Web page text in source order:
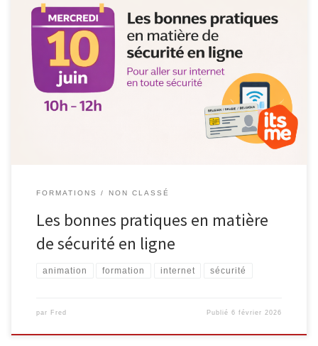
Le mercredi 10 juin 2026, de 10h à 12h, l’Espace Public
Numérique organise un atelier formatif consacré aux bonnes
pratiques en matière de sécurité en ligne, dans le cadre du cycle
Consommaverti. À l’heure où les démarches numériques et les
services en ligne font partie du quotidien, cet atelier a […]
FORMATIONS NON CLASSÉ
Les bonnes pratiques en matière
de sécurité en ligne
animation formation internet sécurité
par Fred Publié6 février 2026